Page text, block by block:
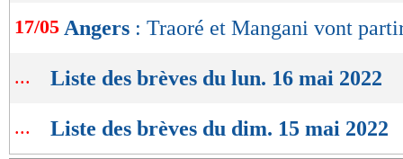
17/05 Angers : Traoré et Mangani vont
... Liste des brèves du lun. 16 mai 2022
... Liste des brèves du dim. 15 mai 2022